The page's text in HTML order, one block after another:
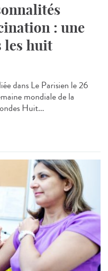
: une
les huit
dans Le Parisien le 26
mondiale de la
Huit...